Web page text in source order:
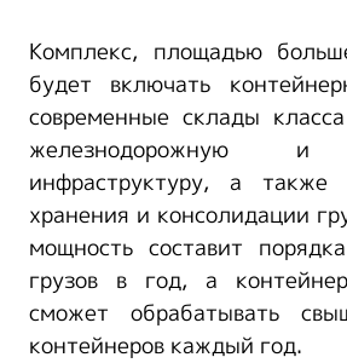
Комплекс, площадью
будет включать
современные склады
железнодорожную и
инфраструктуру, а
хранения и консолидации
мощность составит
грузов в год, а
сможет обрабатывать
контейнеров каждый год.